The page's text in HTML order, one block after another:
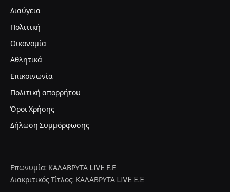
Διαύγεια
Πολιτική
Οικονομία
Αθλητικά
Επικοινωνία
Πολιτική απορρήτου
Όροι Χρήσης
Δήλωση Συμμόρφωσης
Επωνυμία: ΚΑΛΑΒΡΥΤΑ LIVE Ε.Ε
Διακριτικός Τίτλος: ΚΑΛΑΒΡΥΤΑ LIVE E.E